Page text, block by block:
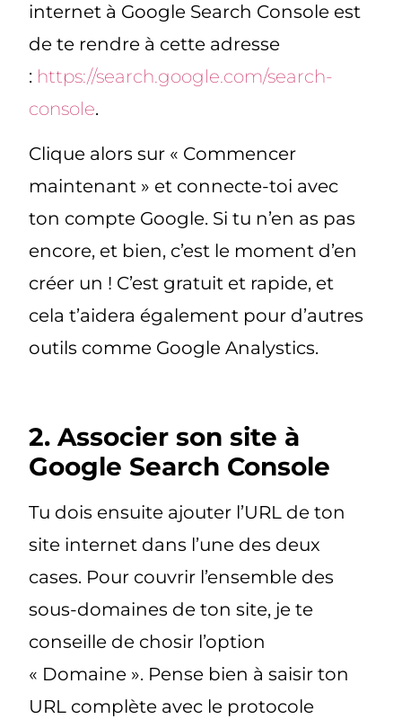
internet à Google Search Console est
de te rendre à cette adresse
: https://search.google.com/search-
console.
Clique alors sur « Commencer
maintenant » et connecte-toi avec
ton compte Google. Si tu n’en as pas
encore, et bien, c’est le moment d’en
créer un ! C’est gratuit et rapide, et
cela t’aidera également pour d’autres
outils comme Google Analystics.
2. Associer son site à
Google Search Console
Tu dois ensuite ajouter l’URL de ton
site internet dans l’une des deux
cases. Pour couvrir l’ensemble des
sous-domaines de ton site, je te
conseille de chosir l’option
« Domaine ». Pense bien à saisir ton
URL complète avec le protocole